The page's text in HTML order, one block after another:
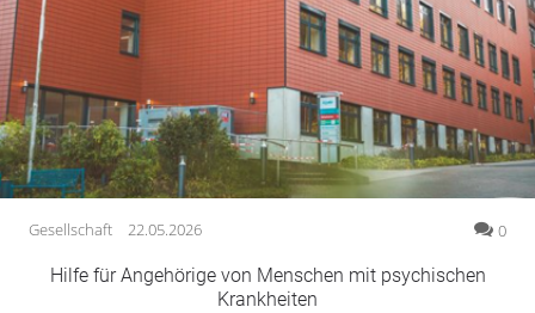
Gesundheit
Kultur
Lifestyle
Wirtschaft
Vogelsberg
Alsfeld
Gesellschaft 22.05.2026 0
Hilfe für Angehörige von Menschen mit psychischen
Krankheiten